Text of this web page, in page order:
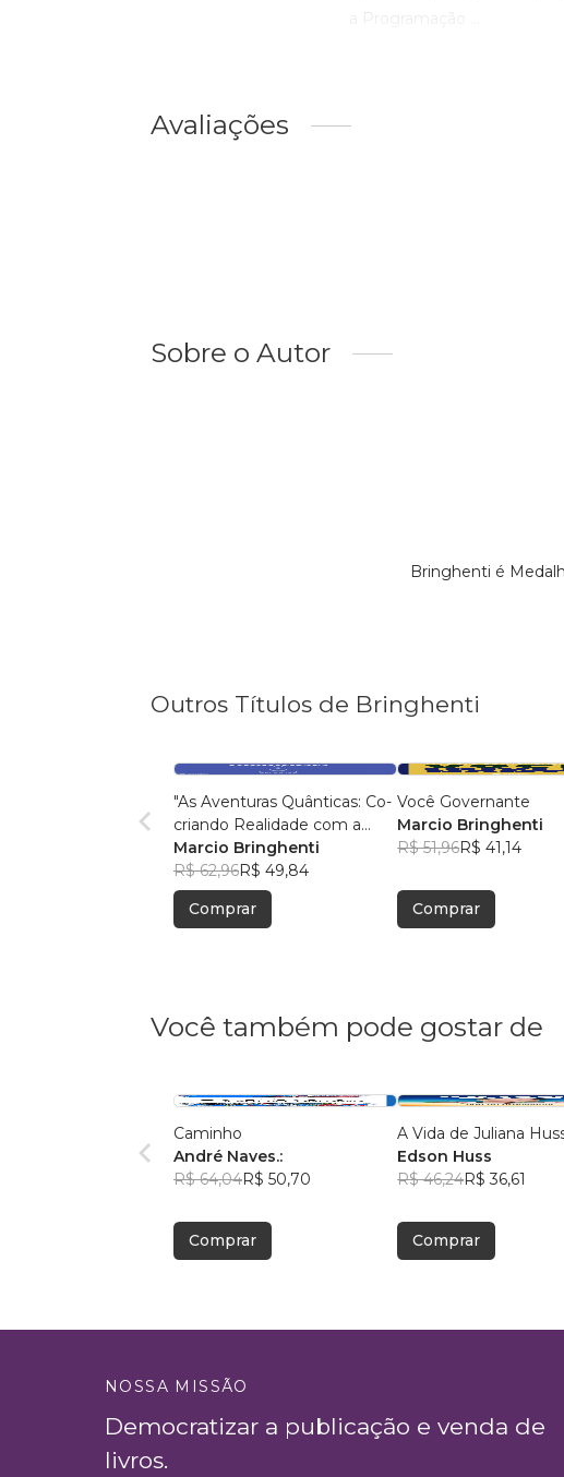
Avaliações
Sobre o Autor
Bringhenti é
Outros Títulos de Bringhenti
"As Aventuras Quânticas: Co-
criando Realidade com a
Bíblia"
Marcio Bringhenti
R$ 62,96R$ 49,84
Comprar
Você Governante
Marcio Bringhenti
R$ 51,96R$ 41,14
Comprar
Você também pode gostar de
Caminho
André Naves.:
R$ 64,04R$ 50,70
Comprar
A Vida de Juliana
Edson Huss
R$ 46,24R$ 36,61
Comprar
NOSSA MISSÃO
Democratizar a publicação e venda de
livros.